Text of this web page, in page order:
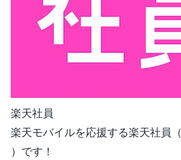
楽天社員
楽天モバイルを応援する楽天社員（
）です！